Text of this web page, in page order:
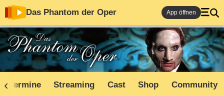
Das Phantom der Oper App öffnen
Termine Streaming Cast Shop Community